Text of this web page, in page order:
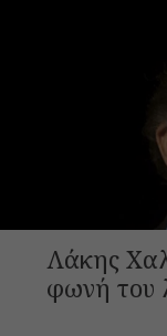
Λάκης
φωνή του